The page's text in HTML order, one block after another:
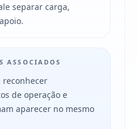
separar carga,
ASSOCIADOS
reconhecer
de operação e
aparecer no mesmo